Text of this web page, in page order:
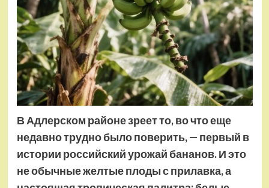
В Адлерском районе зреет то, во что еще
недавно трудно было поверить, — первый в
истории российский урожай бананов. И это
не обычные желтые плоды с прилавка, а